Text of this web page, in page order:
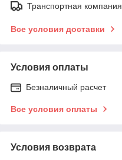
Транспортная компания
Все условия доставки
Условия оплаты
Безналичный расчет
Все условия оплаты
Условия возврата